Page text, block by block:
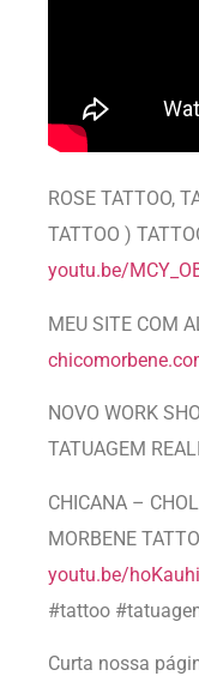
ROSE TATTOO,
TATTOO )
youtu.be/
MEU SITE COM
NOVO WORK
TATUAGEM
CHICANA –
MORBENE
youtu.be/
#tattoo
Curta nossa